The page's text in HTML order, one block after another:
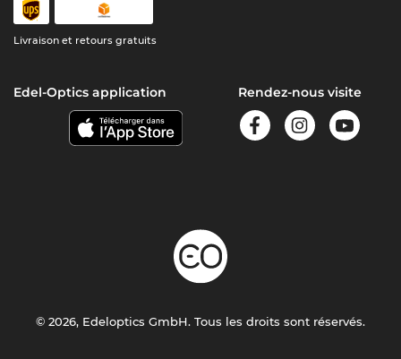
Livraison et retours gratuits
Edel-Optics application Rendez-nous visite
© 2026, Edeloptics GmbH. Tous les droits sont réservés.